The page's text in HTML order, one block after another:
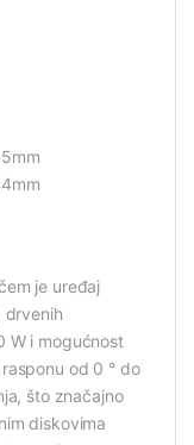
je uređaj
drvenih
W i mogućnost
od 0 ° do
što značajno
diskovima